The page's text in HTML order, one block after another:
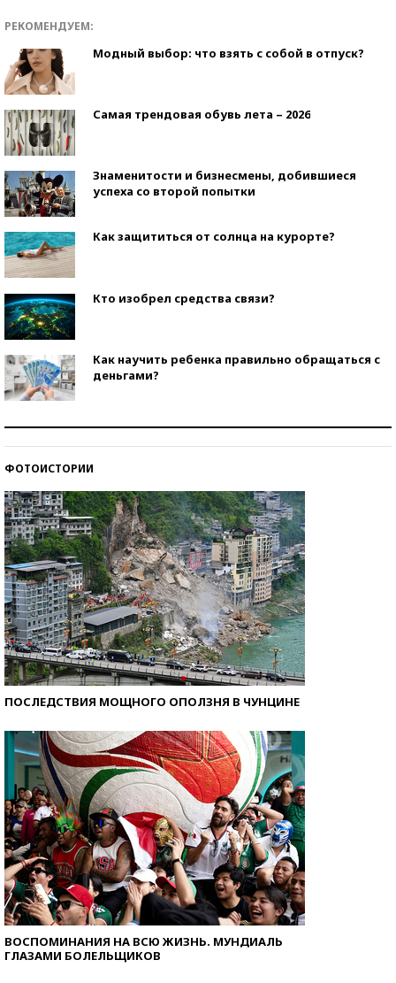
РЕКОМЕНДУЕМ:
Модный выбор: что взять с собой в отпуск?
Самая трендовая обувь лета – 2026
Знаменитости и бизнесмены, добившиеся
успеха со второй попытки
Как защититься от солнца на курорте?
Кто изобрел средства связи?
Как научить ребенка правильно обращаться с
деньгами?
ФОТОИСТОРИИ
ПОСЛЕДСТВИЯ МОЩНОГО ОПОЛЗНЯ В ЧУНЦИНЕ
ВОСПОМИНАНИЯ НА ВСЮ ЖИЗНЬ. МУНДИАЛЬ
ГЛАЗАМИ БОЛЕЛЬЩИКОВ